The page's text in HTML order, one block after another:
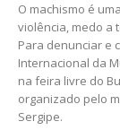
O machismo é
violência, medo a
Para denunciar e
Internacional da
na feira livre do
organizado pelo
Sergipe.